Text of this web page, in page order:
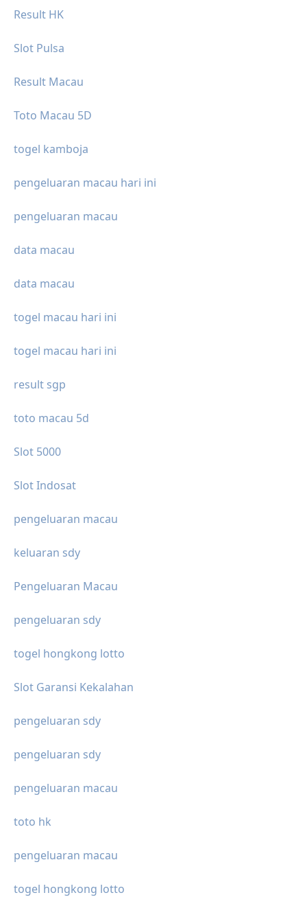
Result HK
Slot Pulsa
Result Macau
Toto Macau 5D
togel kamboja
pengeluaran macau hari ini
pengeluaran macau
data macau
data macau
togel macau hari ini
togel macau hari ini
result sgp
toto macau 5d
Slot 5000
Slot Indosat
pengeluaran macau
keluaran sdy
Pengeluaran Macau
pengeluaran sdy
togel hongkong lotto
Slot Garansi Kekalahan
pengeluaran sdy
pengeluaran sdy
pengeluaran macau
toto hk
pengeluaran macau
togel hongkong lotto